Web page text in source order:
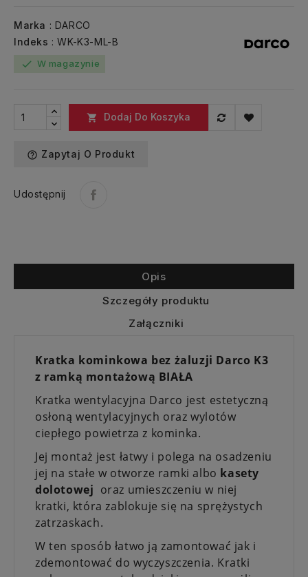
Marka : DARCO
Indeks : WK-K3-ML-B
check W magazynie
 Dodaj Do Koszyka
help_outline Zapytaj O Produkt
Udostępnij
Opis
Szczegóły produktu
Załączniki
Kratka kominkowa bez żaluzji Darco K3
z ramką montażową BIAŁA
Kratka wentylacyjna Darco jest estetyczną
osłoną wentylacyjnych oraz wylotów
ciepłego powietrza z kominka.
Jej montaż jest łatwy i polega na osadzeniu
jej na stałe w otworze ramki albo kasety
dolotowej oraz umieszczeniu w niej
kratki, która zablokuje się na sprężystych
zatrzaskach.
W ten sposób łatwo ją zamontować jak i
zdemontować do wyczyszczenia. Kratki